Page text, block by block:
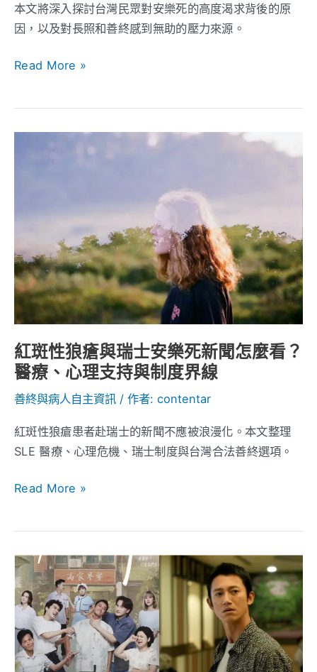
本文將深入探討台灣民眾對安樂死的高度渴求背後的原
因，以及對長照和善終感到無助的壓力來源。
與
善
的
Read More »
紅斑性狼瘡與瑞士安樂死新聞怎麼看？
醫療、心理支持與制度界線
善終與病人自主資訊 / 作者: contentar
紅斑性狼瘡患者赴瑞士的新聞不應被浪漫化。本文整理
SLE 醫療、心理危機、瑞士制度與台灣合法善終選項。
瘡
瑞
士
安
樂
死
新
聞
怎
看？
醫
持
與
制
界
線
Read More »
《有
生
之
年》
與
安